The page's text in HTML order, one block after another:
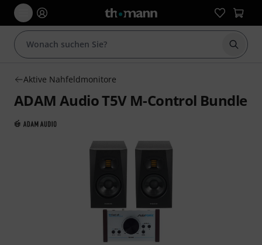
Suche
Aktive Nahfeldmonitore
ADAM Audio T5V M-Control Bundle